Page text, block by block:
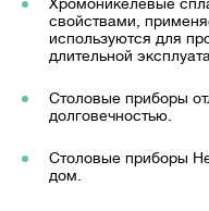
Хромоникелевые
свойствами,
используются для
длительной
Столовые приборы
долговечностью.
Столовые приборы
дом.